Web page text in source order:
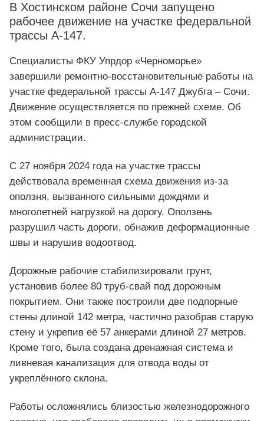
В Хостинском районе Сочи запущено
рабочее движение на участке федеральной
трассы А-147.
Специалисты ФКУ Упрдор «Черноморье»
завершили ремонтно-восстановительные работы на
участке федеральной трассы А-147 Джубга – Сочи.
Движение осуществляется по прежней схеме. Об
этом сообщили в пресс-службе городской
администрации.
С 27 ноября 2024 года на участке трассы
действовала временная схема движения из-за
оползня, вызванного сильными дождями и
многолетней нагрузкой на дорогу. Оползень
разрушил часть дороги, обнажив деформационные
швы и нарушив водоотвод.
Дорожные рабочие стабилизировали грунт,
установив более 80 труб-свай под дорожным
покрытием. Они также построили две подпорные
стены длиной 142 метра, частично разобрав старую
стену и укрепив её 57 анкерами длиной 27 метров.
Кроме того, была создана дренажная система и
ливневая канализация для отвода воды от
укреплённого склона.
Работы осложнялись близостью железнодорожного